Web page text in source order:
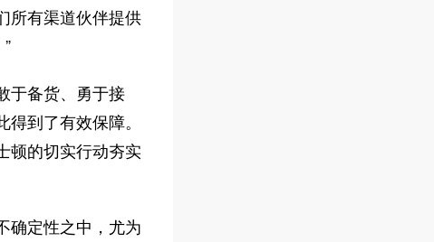
所有渠道伙伴提供
于备货、勇于接
到了有效保障。
顿的切实行动夯实
确定性之中，尤为